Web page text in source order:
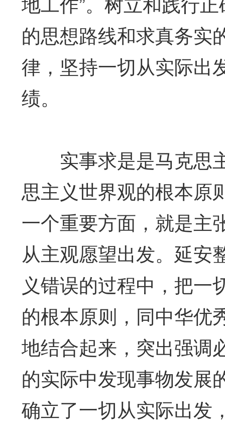
的思想路线和求真务实
律，坚持一切从实际出
绩。
实事求是是马克思
思主义世界观的根本原
一个重要方面，就是主
从主观愿望出发。延安
义错误的过程中，把一
的根本原则，同中华优
地结合起来，突出强调
的实际中发现事物发展
确立了一切从实际出发